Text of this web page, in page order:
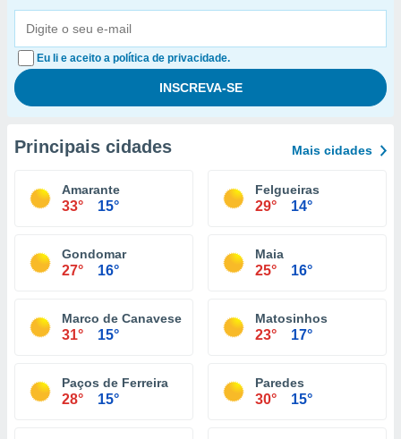
Eu li e aceito a política de privacidade.
Principais cidades Mais cidades
Amarante
33° 15°
Felgueiras
29° 14°
Gondomar
27° 16°
Maia
25° 16°
Marco de Canaveses
31° 15°
Matosinhos
23° 17°
Paços de Ferreira
28° 15°
Paredes
30° 15°